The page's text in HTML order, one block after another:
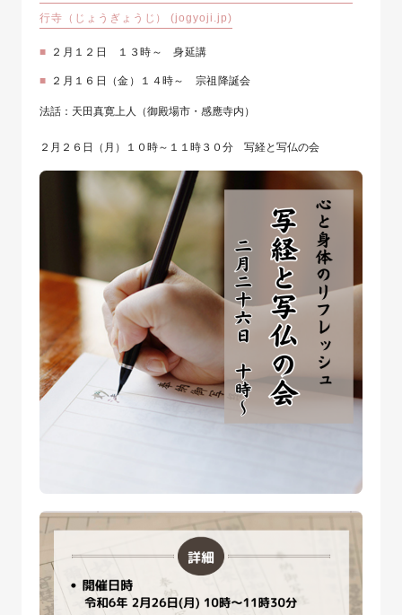
行寺（じょうぎょうじ） (jogyoji.jp)
２月１２日 １３時～ 身延講
２月１６日（金）１４時～ 宗祖降誕会
法話：天田真寛上人（御殿場市・感應寺内）
２月２６日（月）１０時～１１時３０分 写経と写仏の会